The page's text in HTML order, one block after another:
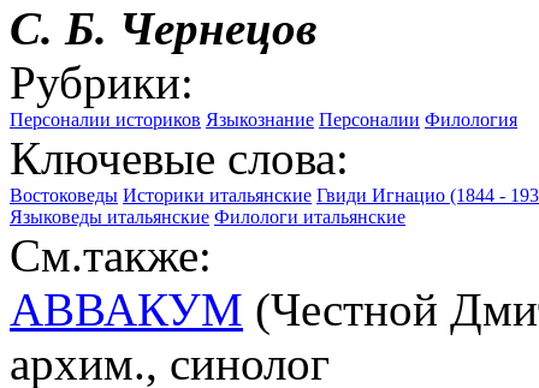
С. Б. Чернецов
Рубрики:
Персоналии историков Языкознание Персоналии Филология
Ключевые слова:
Востоковеды Историки итальянские Гвиди Игнацио (1844 -
Языковеды итальянские Филологи итальянские
См.также:
АВВАКУМ (Честной
архим., синолог